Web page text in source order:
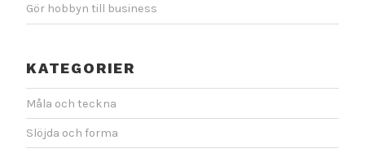
Gör hobbyn till business
KATEGORIER
Måla och teckna
Slöjda och forma